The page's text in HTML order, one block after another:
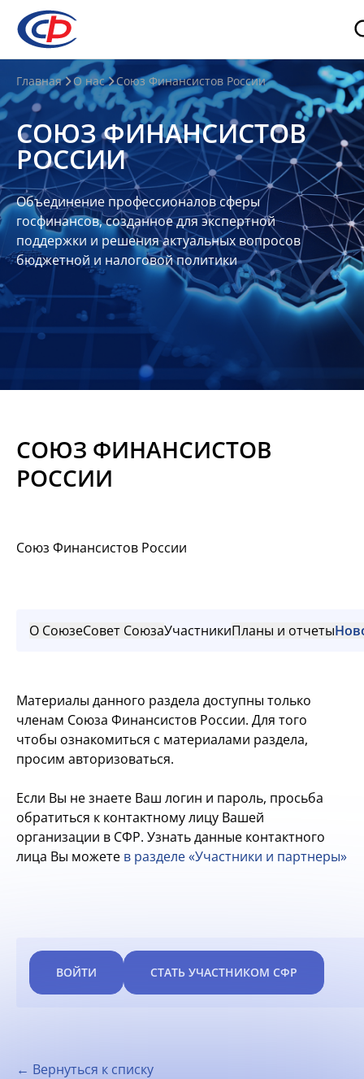
О
нас
О
СФР
Совет
Союза
Участники
Планы
отчеты
Контакты
Материалы
Главная О нас Союз Финансистов России
СОЮЗ ФИНАНСИСТОВ
РОССИИ
Объединение профессионалов сферы
госфинансов, созданное для экспертной
поддержки и решения актуальных вопросов
бюджетной и налоговой политики
СОЮЗ ФИНАНСИСТОВ
РОССИИ
Союз Финансистов России
О СоюзеСовет СоюзаУчастникиПланы и отчеты
Материалы данного раздела доступны только
членам Союза Финансистов России. Для того
чтобы ознакомиться с материалами раздела,
просим авторизоваться.
Если Вы не знаете Ваш логин и пароль, просьба
обратиться к контактному лицу Вашей
организации в СФР. Узнать данные контактного
лица Вы можете в разделе «Участники и партнеры»
ВОЙТИ СТАТЬ УЧАСТНИКОМ СФР
← Вернуться к списку